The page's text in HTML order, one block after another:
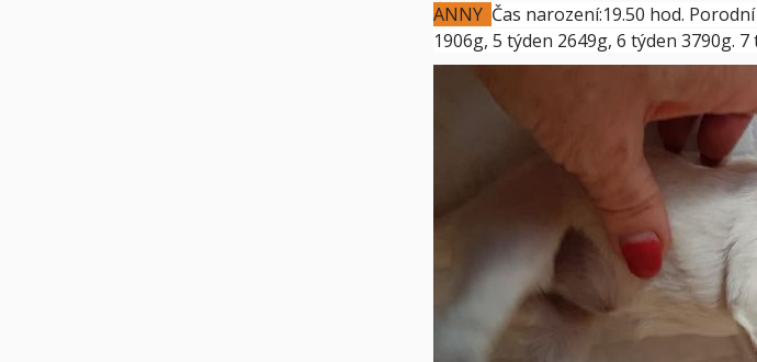
ANNY Čas narození:19.50 hod.
1906g, 5 týden 2649g, 6 týden 3790g.